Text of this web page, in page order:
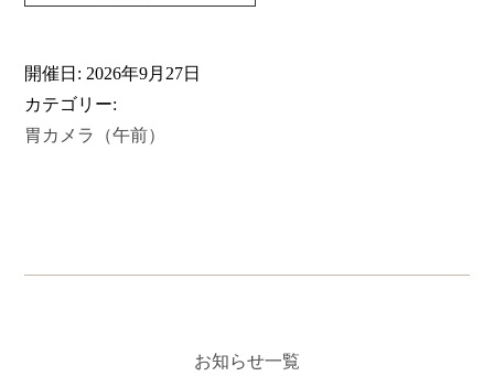
開催日: 2026年9月27日
カテゴリー:
胃カメラ（午前）
お知らせ一覧